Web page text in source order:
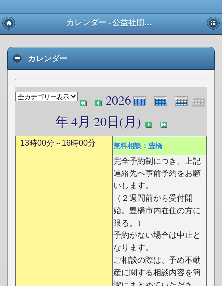
カレンダー - 公益社団法人 愛知県宅地建物取引業協会 東三河支部
カレンダー
2026
年 4月 20日(月)
13時00分～16時00分 無料相談：豊橋
完全予約制につき、上記
連絡先へ事前予約をお願
いします。
（２週間前から受付開
始。豊橋市内在住の方に
限る。）
予約がない場合は中止と
なります。
ご相談の際は、予め不動
産に関する相談内容を簡